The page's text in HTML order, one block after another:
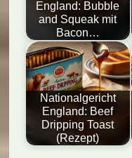
England: Bubble
and Squeak mit
Bacon…
Nationalgericht
England: Beef
Dripping Toast
(Rezept)